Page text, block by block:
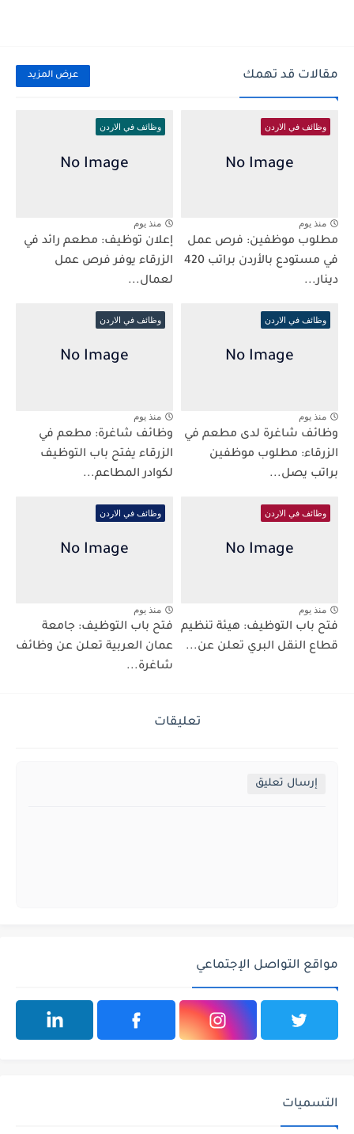
مقالات قد تهمك عرض المزيد
وظائف في الاردن
منذ يوم
مطلوب موظفين: فرص عمل
في مستودع بالأردن براتب 420
دينار...
وظائف في الاردن
منذ يوم
إعلان توظيف: مطعم رائد في
الزرقاء يوفر فرص عمل
لعمال...
وظائف في الاردن
منذ يوم
وظائف شاغرة لدى مطعم في
الزرقاء: مطلوب موظفين
براتب يصل...
وظائف في الاردن
منذ يوم
وظائف شاغرة: مطعم في
الزرقاء يفتح باب التوظيف
لكوادر المطاعم...
وظائف في الاردن
منذ يوم
فتح باب التوظيف: هيئة تنظيم
قطاع النقل البري تعلن عن...
وظائف في الاردن
منذ يوم
فتح باب التوظيف: جامعة
عمان العربية تعلن عن وظائف
شاغرة...
تعليقات
إرسال تعليق
مواقع التواصل الإجتماعي
التسميات